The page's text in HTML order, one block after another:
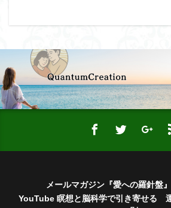
メールマガジン『愛への羅針盤』
YouTube 瞑想と脳科学で引き寄せる